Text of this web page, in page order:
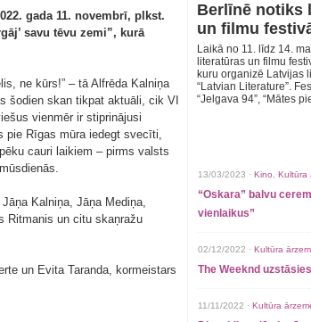
gada 11. novembrī, plkst.
savu tēvu zemi”, kurā
ne kūrs!” – tā Alfrēda Kalniņa
šodien skan tikpat aktuāli, cik VI
vienmēr ir stiprinājusi
pie Rīgas mūra iedegt svecīti,
cauri laikiem – pirms valsts
Kalniņa, Jāņa Mediņa,
Ritmanis un citu skaņražu
un Evita Taranda, kormeistars
Berlīnē notiks
un filmu
Laikā no 11. līdz 14.
literatūras un filmu
kuru organizē Latvijas
“Latvian Literature”.
“Jelgava 94”, “Mātes
13/03/2023 · Kino Kultūra
“Oskara” balvu
vienlaikus”
02/12/2022 · Kultūra
The Weeknd
11/11/2022 · Kultūra